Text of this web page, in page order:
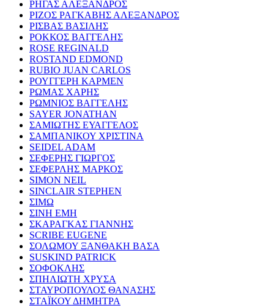
ΡΗΓΑΣ ΑΛΕΞΑΝΔΡΟΣ
ΡΙΖΟΣ ΡΑΓΚΑΒΗΣ ΑΛΕΞΑΝΔΡΟΣ
ΡΙΣΒΑΣ ΒΑΣΙΛΗΣ
ΡΟΚΚΟΣ ΒΑΓΓΕΛΗΣ
ROSE REGINALD
ROSTAND EDMOND
RUBIO JUAN CARLOS
ΡΟΥΓΓΕΡΗ ΚΑΡΜΕΝ
ΡΩΜΑΣ ΧΑΡΗΣ
ΡΩΜΝΙΟΣ ΒΑΓΓΕΛΗΣ
SAYER JONATHAN
ΣΑΜΙΩΤΗΣ ΕΥΑΓΓΕΛΟΣ
ΣΑΜΠΑΝΙΚΟΥ ΧΡΙΣΤΙΝΑ
SEIDEL ADAM
ΣΕΦΕΡΗΣ ΓΙΩΡΓΟΣ
ΣΕΦΕΡΛΗΣ ΜΑΡΚΟΣ
SIMON NEIL
SINCLAIR STEPHEN
ΣΙΜΩ
ΣΙΝΗ ΕΜΗ
ΣΚΑΡΑΓΚΑΣ ΓΙΑΝΝΗΣ
SCRIBE EUGENE
ΣΟΛΩΜΟΥ ΞΑΝΘΑΚΗ ΒΑΣΑ
SUSKIND PATRICK
ΣΟΦΟΚΛΗΣ
ΣΠΗΛΙΩΤΗ ΧΡΥΣΑ
ΣΤΑΥΡΟΠΟΥΛΟΣ ΘΑΝΑΣΗΣ
ΣΤΑΪΚΟΥ ΔΗΜΗΤΡΑ